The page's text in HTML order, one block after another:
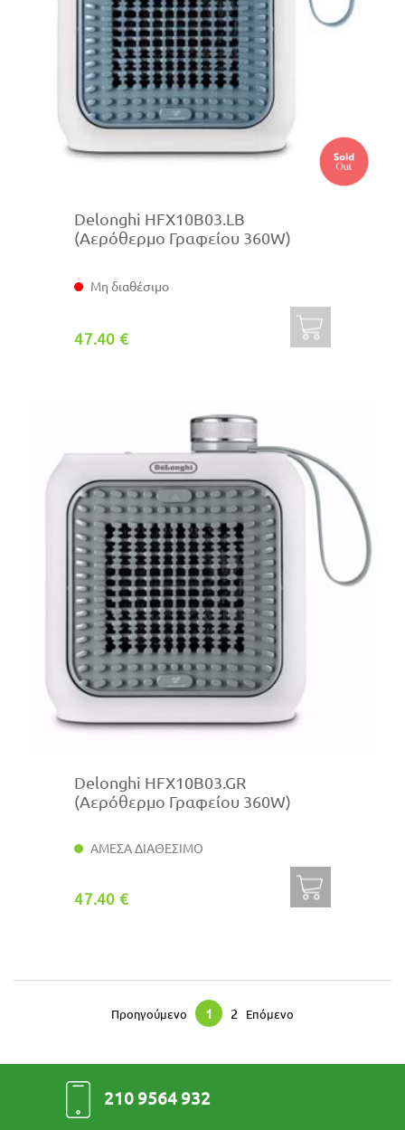
Delonghi HFX10B03.LB
(Αερόθερμο Γραφείου 360W)
Μη διαθέσιμο
47.40 €
Delonghi HFX10B03.GR
(Αερόθερμο Γραφείου 360W)
ΑΜΕΣΑ ΔΙΑΘΕΣΙΜΟ
47.40 €
Προηγούμενο 1 2 Επόμενο
210 9564 932